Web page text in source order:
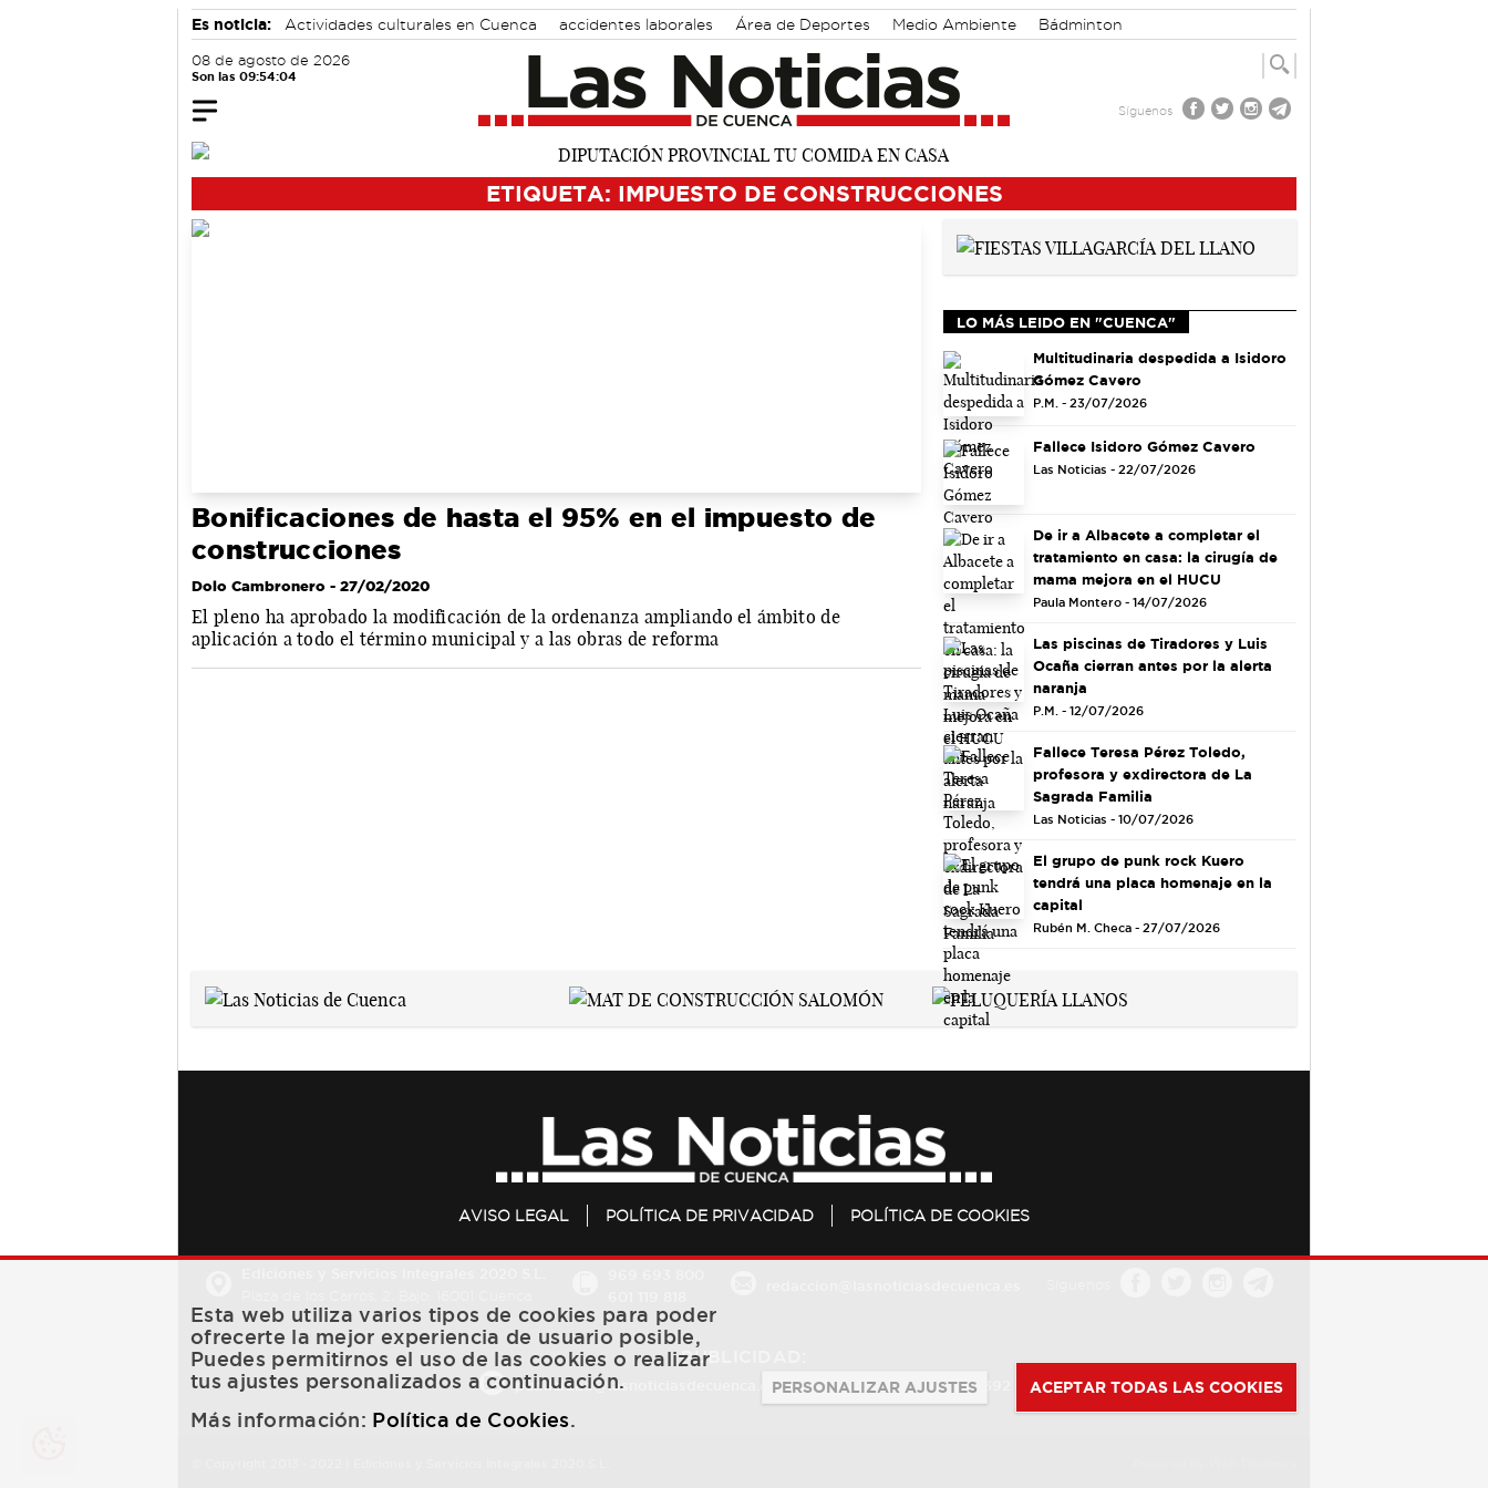
Es noticia: Actividades culturales en Cuenca accidentes laborales Área de Deportes Medio Ambiente
Bádminton
08 de agosto de 2026
Son las 09:54:04
Síguenos
ETIQUETA: IMPUESTO DE CONSTRUCCIONES
Bonificaciones de hasta el 95% en el impuesto de
construcciones
Dolo Cambronero - 27/02/2020
El pleno ha aprobado la modificación de la ordenanza ampliando el ámbito de
aplicación a todo el término municipal y a las obras de reforma
LO MÁS LEIDO EN "CUENCA"
Multitudinaria despedida a Isidoro
Gómez Cavero
P.M. - 23/07/2026
Fallece Isidoro Gómez Cavero
Las Noticias - 22/07/2026
De ir a Albacete a completar el
tratamiento en casa: la cirugía de
mama mejora en el HUCU
Paula Montero - 14/07/2026
Las piscinas de Tiradores y Luis
Ocaña cierran antes por la alerta
naranja
P.M. - 12/07/2026
Fallece Teresa Pérez Toledo,
profesora y exdirectora de La
Sagrada Familia
Las Noticias - 10/07/2026
El grupo de punk rock Kuero
tendrá una placa homenaje en la
capital
Rubén M. Checa - 27/07/2026
AVISO LEGAL POLÍTICA DE PRIVACIDAD POLÍTICA DE COOKIES
PUBLICIDAD:
publicidad@lasnoticiasdecuenca.es 684 126 573 / 670 726 392
Esta web utiliza varios tipos de cookies para poder
ofrecerte la mejor experiencia de usuario posible,
Puedes permitirnos el uso de las cookies o realizar
tus ajustes personalizados a continuación.
Más información: Política de Cookies.
PERSONALIZAR AJUSTES ACEPTAR TODAS LAS COOKIES